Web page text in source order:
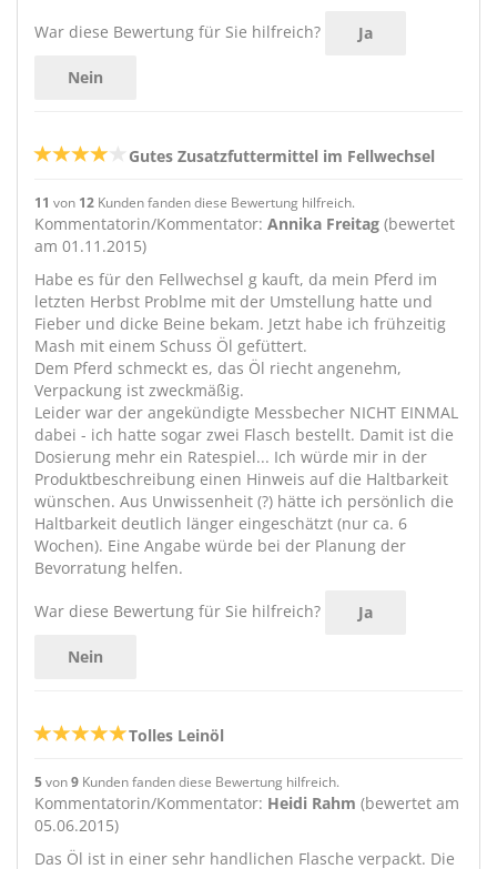
War diese Bewertung für Sie hilfreich? Ja
Nein
Gutes Zusatzfuttermittel im Fellwechsel
11 von 12 Kunden fanden diese Bewertung hilfreich.
Kommentatorin/Kommentator: Annika Freitag (bewertet
am 01.11.2015)
Habe es für den Fellwechsel g kauft, da mein Pferd im
letzten Herbst Problme mit der Umstellung hatte und
Fieber und dicke Beine bekam. Jetzt habe ich frühzeitig
Mash mit einem Schuss Öl gefüttert.
Dem Pferd schmeckt es, das Öl riecht angenehm,
Verpackung ist zweckmäßig.
Leider war der angekündigte Messbecher NICHT EINMAL
dabei - ich hatte sogar zwei Flasch bestellt. Damit ist die
Dosierung mehr ein Ratespiel... Ich würde mir in der
Produktbeschreibung einen Hinweis auf die Haltbarkeit
wünschen. Aus Unwissenheit (?) hätte ich persönlich die
Haltbarkeit deutlich länger eingeschätzt (nur ca. 6
Wochen). Eine Angabe würde bei der Planung der
Bevorratung helfen.
War diese Bewertung für Sie hilfreich? Ja
Nein
Tolles Leinöl
5von9 Kunden fanden diese Bewertung hilfreich.
Kommentatorin/Kommentator: Heidi Rahm (bewertet am
05.06.2015)
Das Öl ist in einer sehr handlichen Flasche verpackt. Die